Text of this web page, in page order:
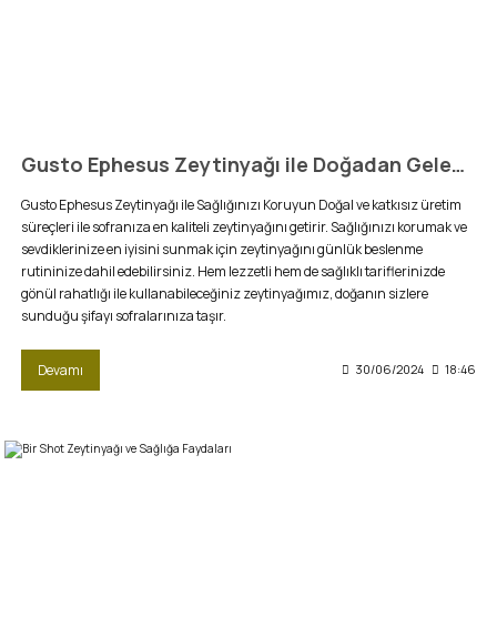
Gusto Ephesus Zeytinyağı ile Doğadan Gelen Şifa
Gusto Ephesus Zeytinyağı ile Sağlığınızı Koruyun Doğal ve katkısız üretim
süreçleri ile sofranıza en kaliteli zeytinyağını getirir. Sağlığınızı korumak ve
sevdiklerinize en iyisini sunmak için zeytinyağını günlük beslenme
rutininize dahil edebilirsiniz. Hem lezzetli hem de sağlıklı tariflerinizde
gönül rahatlığı ile kullanabileceğiniz zeytinyağımız, doğanın sizlere
sunduğu şifayı sofralarınıza taşır.
Devamı 30/06/2024 18:46